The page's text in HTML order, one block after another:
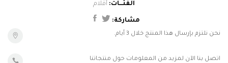
أقلام
نحن نلتزم بإرسال هذا المنتج خلال 3 أيام.
اتصل بنا الآن لمزيد من المعلومات حول منتجاتنا